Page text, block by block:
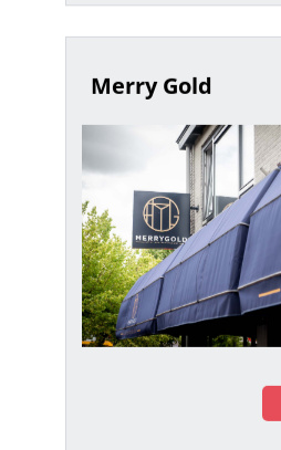
Merry Gold